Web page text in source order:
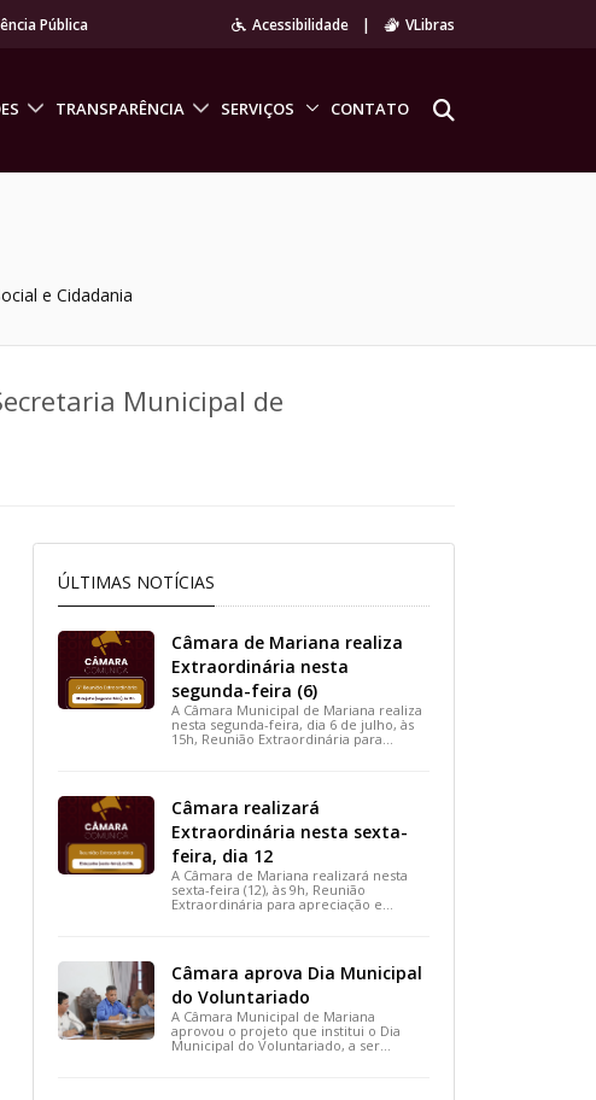
Pública Acessibilidade | VLibras
TRANSPARÊNCIA SERVIÇOS CONTATO
e Cidadania
Municipal de
ÚLTIMAS NOTÍCIAS
Câmara de Mariana realiza
Extraordinária nesta
segunda-feira (6)
A Câmara Municipal de Mariana realiza
nesta segunda-feira, dia 6 de julho, às
15h, Reunião Extraordinária para
apreciação de importantes projetos de
Câmara realizará
Extraordinária nesta sexta-
feira, dia 12
A Câmara de Mariana realizará nesta
sexta-feira (12), às 9h, Reunião
Extraordinária para apreciação e
votação de projetos de interesse
Câmara aprova Dia Municipal
do Voluntariado
A Câmara Municipal de Mariana
aprovou o projeto que institui o Dia
Municipal do Voluntariado, a ser
celebrado em 28 de agosto. A medida,